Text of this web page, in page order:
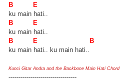
B E
ku main hati..
B E
ku main hati..
B E B
ku main hati.. ku main hati..
Kunci Gitar Andra and the Backbone Main Hati